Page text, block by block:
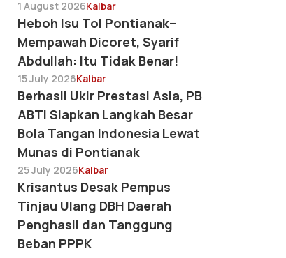
1 August 2026Kalbar
Heboh Isu Tol Pontianak–
Mempawah Dicoret, Syarif
Abdullah: Itu Tidak Benar!
15 July 2026Kalbar
Berhasil Ukir Prestasi Asia, PB
ABTI Siapkan Langkah Besar
Bola Tangan Indonesia Lewat
Munas di Pontianak
25 July 2026Kalbar
Krisantus Desak Pempus
Tinjau Ulang DBH Daerah
Penghasil dan Tanggung
Beban PPPK